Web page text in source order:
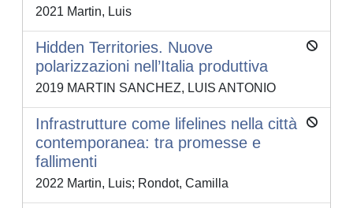
2021 Martin, Luis
Hidden Territories. Nuove
polarizzazioni nell’Italia produttiva
2019 MARTIN SANCHEZ, LUIS ANTONIO
Infrastrutture come lifelines nella città
contemporanea: tra promesse e
fallimenti
2022 Martin, Luis; Rondot, Camilla